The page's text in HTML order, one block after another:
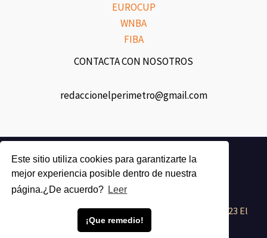
EUROCUP
WNBA
FIBA
CONTACTA CON NOSOTROS
redaccionelperimetro@gmail.com
Twitch
Twitter
Instagram
Aviso Legal y Política de Privacidad
| Copyright © 2023 El
Perímetro
Este sitio utiliza cookies para garantizarte la
mejor experiencia posible dentro de nuestra
página.¿De acuerdo? Leer
¡Que remedio!